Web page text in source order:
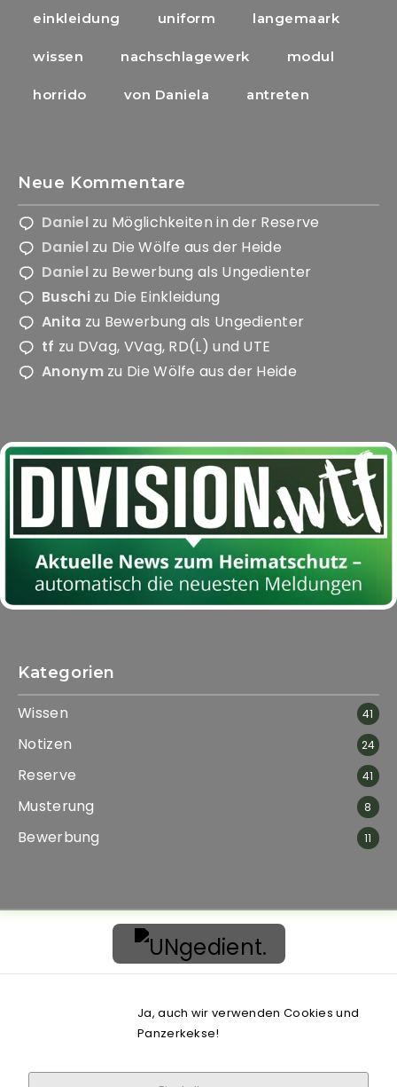
einkleidung uniform langemaark
wissen nachschlagewerk modul
horrido von Daniela antreten
Neue Kommentare
Danielzu Möglichkeiten in der Reserve
Danielzu Die Wölfe aus der Heide
Danielzu Bewerbung als Ungedienter
Buschizu Die Einkleidung
Anita zu Bewerbung als Ungedienter
tf zu DVag, VVag, RD(L) und UTE
Anonymzu Die Wölfe aus der Heide
Kategorien
Wissen 41
Notizen 24
Reserve 41
Musterung 8
Bewerbung 11
Alle Angaben ohne Gewähr.
Impressum | Datenschutz
Ja, auch wir verwenden Cookies und
Panzerkekse!
Notwendig
Diese
sind nicht
werden
Statistik
Mit diesen
Cookies
können wir die
und Struktur
auf Basis der
Nutzung
Erfahrung
Damit unsere
Website
während
Ihres
Besuchs so
gut wie
möglich
funktioniert.
Wenn Sie
Funktionen
Wahrscheinlichkeit,
personalisierte
Inhalte und
Angebote zu